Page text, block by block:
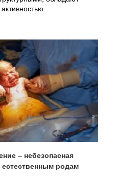
– небезопасная
естественным родам